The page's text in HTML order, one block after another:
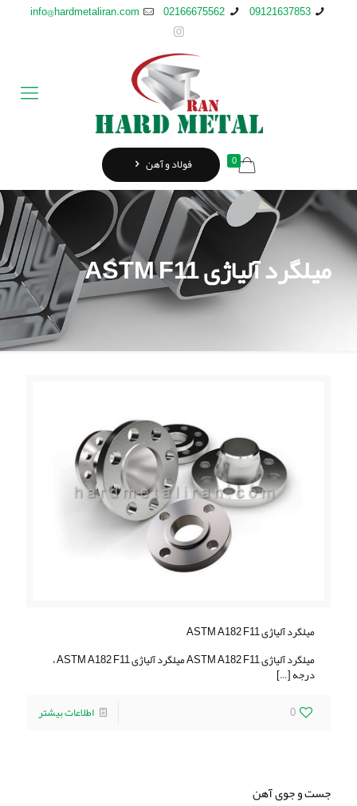
09121637853
02166675562
info@hardmetaliran.com
0 فولاد و آهن
میلگرد آلیاژی ASTM F11
میلگرد آلیاژی ASTM A182 F11
میلگرد آلیاژی ASTM A182 F11 میلگرد آلیاژی ASTM A182 F11 ،
درجه[…]
0
اطلاعات بیشتر
جست و جوی آهن